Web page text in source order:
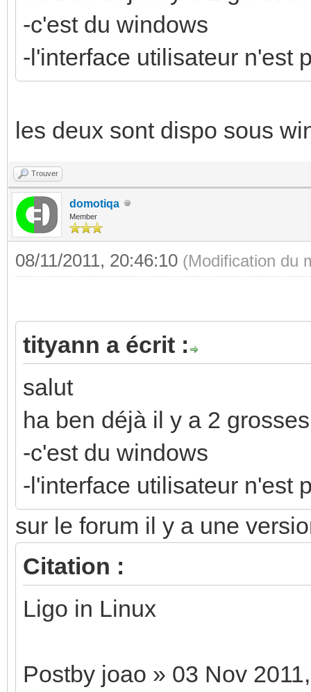
-c'est du windows
-l'interface utilisateur n'est
les deux sont dispo sous
Trouver
domotiqa
Member
08/11/2011, 20:46:10 (Modification du
tityann a écrit :
salut
ha ben déjà il y a 2
-c'est du windows
-l'interface utilisateur n'est
sur le forum il y a une
Citation :
Ligo in Linux
Postby joao » 03 Nov